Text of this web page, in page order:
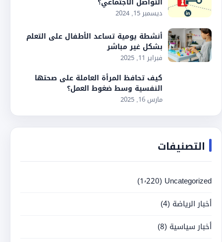
ديسمبر 15, 2024
أنشطة يومية تساعد الأطفال على التعلم
بشكل غير مباشر
فبراير 11, 2025
كيف تحافظ المرأة العاملة على صحتها
النفسية وسط ضغوط العمل؟
مارس 16, 2025
التصنيفات
Uncategorized (1٬220)
أخبار الرياضة (4)
أخبار سياسية (8)